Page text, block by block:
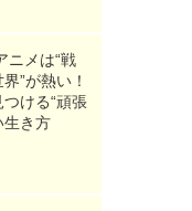
ニメは“戦
”が熱い！
ける“頑張
生き方